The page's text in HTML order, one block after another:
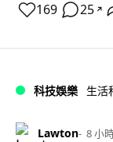
169 25 ↗
科技娛樂 生活
Lawton 8 小